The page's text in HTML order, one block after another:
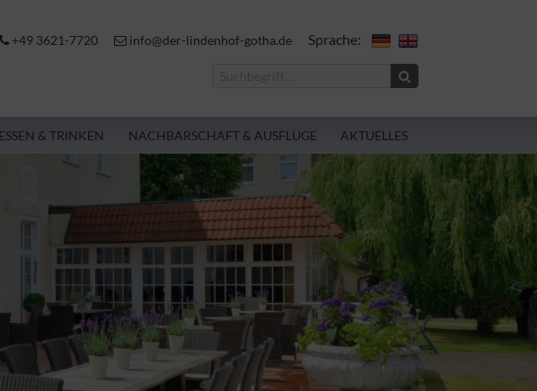
+49 3621-7720 info@der-lindenhof-gotha.de Sprache:
ESSEN & TRINKEN NACHBARSCHAFT & AUSFLÜGE AKTUELLES